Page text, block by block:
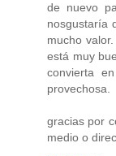
de nuevo
nosgustaría
mucho
está muy
convierta
provechosa.
gracias por
medio o